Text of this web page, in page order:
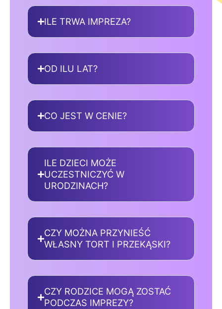
ILE TRWA IMPREZA?
OD ILU LAT?
CO JEST W CENIE?
ILE DZIECI MOŻE
UCZESTNICZYĆ W
URODZINACH?
CZY MOŻNA PRZYNIEŚĆ
WŁASNY TORT I PRZEKĄSKI?
CZY RODZICE MOGĄ ZOSTAĆ
PODCZAS IMPREZY?